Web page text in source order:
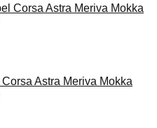
Astra Meriva Mokka